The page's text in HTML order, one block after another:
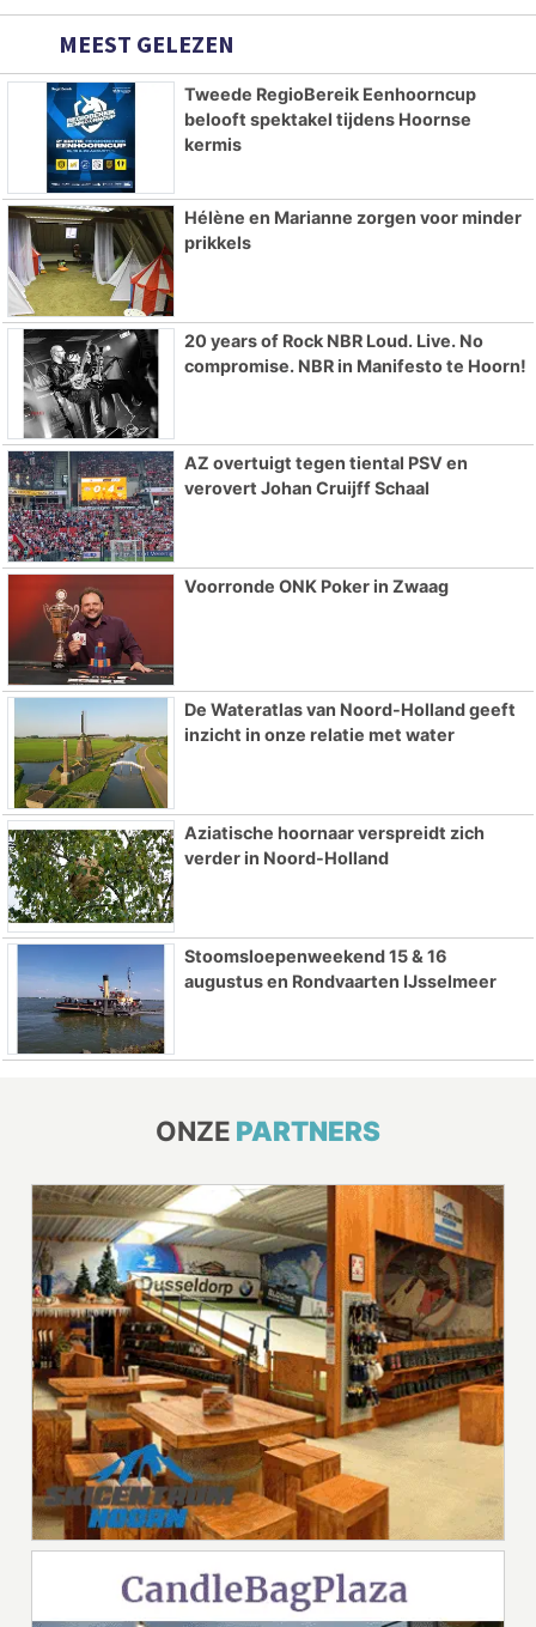
MEEST GELEZEN
Tweede RegioBereik Eenhoorncup
belooft spektakel tijdens Hoornse
kermis
Hélène en Marianne zorgen voor minder
prikkels
20 years of Rock NBR Loud. Live. No
compromise. NBR in Manifesto te Hoorn!
AZ overtuigt tegen tiental PSV en
verovert Johan Cruijff Schaal
Voorronde ONK Poker in Zwaag
De Wateratlas van Noord-Holland geeft
inzicht in onze relatie met water
Aziatische hoornaar verspreidt zich
verder in Noord-Holland
Stoomsloepenweekend 15 & 16
augustus en Rondvaarten IJsselmeer
ONZE PARTNERS